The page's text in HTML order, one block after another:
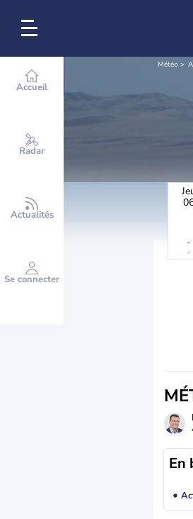
Accueil
Radar
Actualités
Se connecter
Météo
-
-
En